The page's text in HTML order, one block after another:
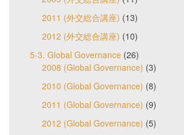
2011 (外交総合講座) (13)
2012 (外交総合講座) (10)
5-3. Global Governance (26)
2008 (Global Governance) (3)
2010 (Global Governance) (8)
2011 (Global Governance) (9)
2012 (Global Governance) (5)